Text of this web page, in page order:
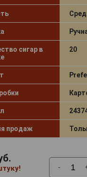
сигар в
20
продаж
-